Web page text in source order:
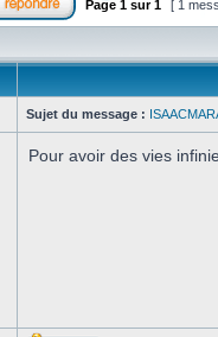
Page 1 sur1 [ 1
Sujet du message :
Pour avoir des vies